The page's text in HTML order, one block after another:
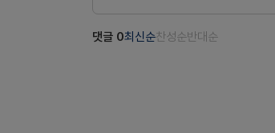
댓글 0최신순찬성순반대순